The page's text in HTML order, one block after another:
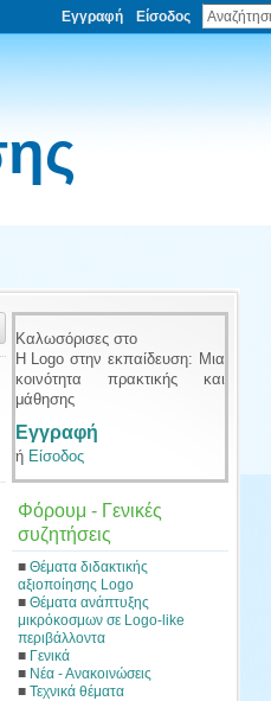
Εγγραφή Είσοδος
Καλωσόρισες στο
Η Logo στην εκπαίδευση: Μια
κοινότητα πρακτικής και
μάθησης
Εγγραφή
ή Είσοδος
Φόρουμ - Γενικές
συζητήσεις
■ Θέματα διδακτικής
αξιοποίησης Logo
■ Θέματα ανάπτυξης
μικρόκοσμων σε Logo-like
περιβάλλοντα
■ Γενικά
■ Νέα - Ανακοινώσεις
■ Τεχνικά θέματα